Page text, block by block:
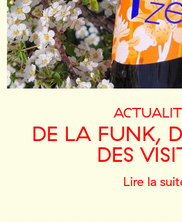
DE LA FUNK,
DES
Lire la